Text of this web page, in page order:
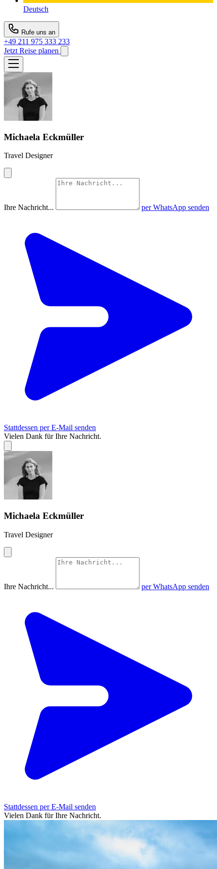
Deutsch
Rufe uns an
+49 211 975 333 233
Jetzt Reise planen
Michaela Eckmüller
Travel Designer
Ihre Nachricht... per WhatsApp senden
Stattdessen per E-Mail senden
Vielen Dank für Ihre Nachricht.
Michaela Eckmüller
Travel Designer
Ihre Nachricht... per WhatsApp senden
Stattdessen per E-Mail senden
Vielen Dank für Ihre Nachricht.